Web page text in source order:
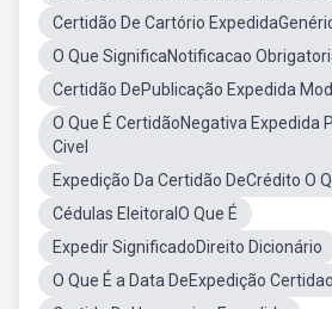
Certidão De Cartório
O Que SignificaNotificacao
Certidão DePublicação Expedida
O Que É CertidãoNegativa Expedida
Civel
Expedição Da Certidão DeCrédito O
Cédulas EleitoralO Que É
Expedir SignificadoDireito Dicionário
O Que É a Data DeExpedição